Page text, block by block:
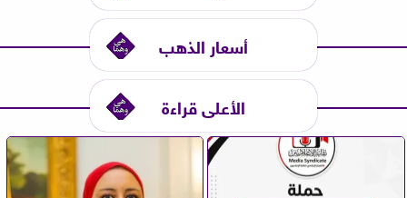
أسعار الذهب
الأعلى قراءة